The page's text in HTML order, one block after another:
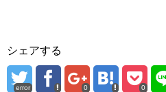
シェアする
error 0 0